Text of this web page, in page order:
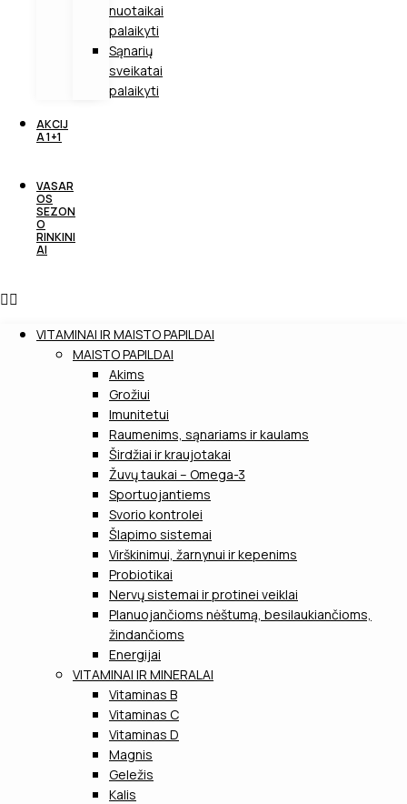
nuotaikai
palaikyti
Sąnarių
sveikatai
palaikyti
AKCIJ
A 1+1
VASAR
OS
SEZON
O
RINKINI
AI
VITAMINAI IR MAISTO PAPILDAI
MAISTO PAPILDAI
Akims
Grožiui
Imunitetui
Raumenims, sąnariams ir kaulams
Širdžiai ir kraujotakai
Žuvų taukai – Omega-3
Sportuojantiems
Svorio kontrolei
Šlapimo sistemai
Virškinimui, žarnynui ir kepenims
Probiotikai
Nervų sistemai ir protinei veiklai
Planuojančioms nėštumą, besilaukiančioms,
žindančioms
Energijai
VITAMINAI IR MINERALAI
Vitaminas B
Vitaminas C
Vitaminas D
Magnis
Geležis
Kalis